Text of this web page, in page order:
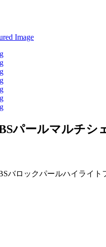
パールマルチシ
バロックパールハイライ